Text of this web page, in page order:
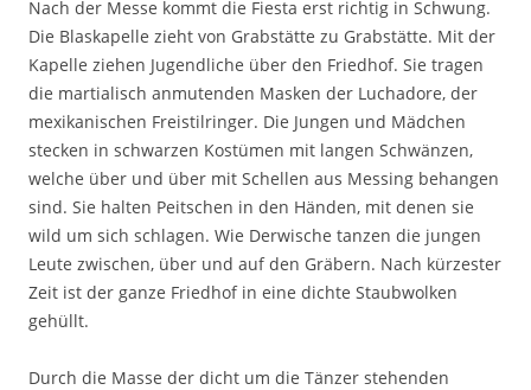
Nach der Messe kommt die Fiesta erst richtig in Schwung.
Die Blaskapelle zieht von Grabstätte zu Grabstätte. Mit der
Kapelle ziehen Jugendliche über den Friedhof. Sie tragen
die martialisch anmutenden Masken der Luchadore, der
mexikanischen Freistilringer. Die Jungen und Mädchen
stecken in schwarzen Kostümen mit langen Schwänzen,
welche über und über mit Schellen aus Messing behangen
sind. Sie halten Peitschen in den Händen, mit denen sie
wild um sich schlagen. Wie Derwische tanzen die jungen
Leute zwischen, über und auf den Gräbern. Nach kürzester
Zeit ist der ganze Friedhof in eine dichte Staubwolken
gehüllt.
Durch die Masse der dicht um die Tänzer stehenden